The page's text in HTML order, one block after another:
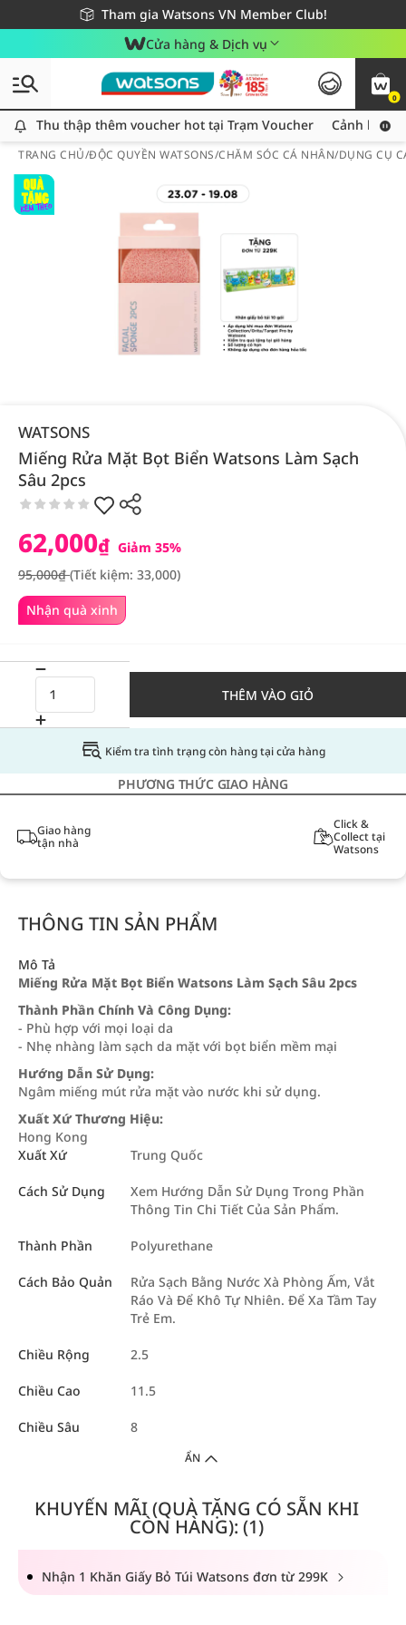
Tham gia Watsons VN Member Club!
Miễn phí giao hàng cho đơn hàng từ 249,000Đ
Giao hàng nhanh 24h - Áp dụng khu vực TP. Hồ Chí Minh
Cửa hàng & Dịch vụ
0
Thu thập thêm voucher hot tại Trạm Voucher
Thu thập thêm voucher hot tại Trạm Voucher Cảnh báo
TRANG CHỦ/ĐỘC QUYỀN WATSONS/CHĂM SÓC CÁ NHÂN/DỤNG CỤ
WATSONS
Miếng Rửa Mặt Bọt Biển Watsons Làm Sạch
Sâu 2pcs
Nhận quà xinh
62,000₫ Giảm 35%
95,000₫(Tiết kiệm: 33,000)
THÊM VÀO GIỎ
Kiểm tra tình trạng còn hàng tại cửa hàng
PHƯƠNG THỨC GIAO HÀNG
Giao hàng
tận nhà
Click &
Collect tại
Watsons
THÔNG TIN SẢN PHẨM
Mô Tả
Miếng Rửa Mặt Bọt Biển Watsons Làm Sạch Sâu 2pcs
Thành Phần Chính Và Công Dụng:
- Phù hợp với mọi loại da
- Nhẹ nhàng làm sạch da mặt với bọt biển mềm mại
Hướng Dẫn Sử Dụng:
Ngâm miếng mút rửa mặt vào nước khi sử dụng.
Xuất Xứ Thương Hiệu:
Hong Kong
Xuất Xứ
Trung Quốc
Cách Sử Dụng
Xem Hướng Dẫn Sử Dụng Trong Phần
Thông Tin Chi Tiết Của Sản Phẩm.
Thành Phần Polyurethane
Cách Bảo Quản
Rửa Sạch Bằng Nước Xà Phòng Ấm, Vắt
Ráo Và Để Khô Tự Nhiên. Để Xa Tầm Tay
Trẻ Em.
Chiều Rộng 2.5
Chiều Cao 11.5
Chiều Sâu 8
ẨN
KHUYẾN MÃI (QUÀ TẶNG CÓ SẴN KHI
CÒN HÀNG): (1)
Nhận 1 Khăn Giấy Bỏ Túi Watsons đơn từ 299K